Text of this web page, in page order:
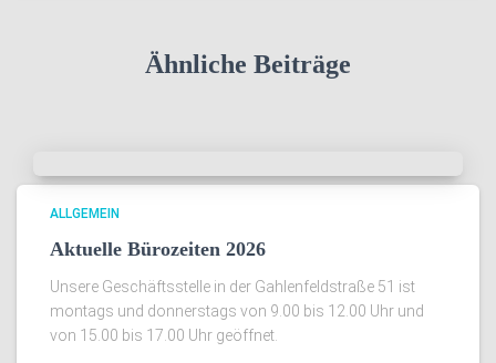
Ähnliche Beiträge
ALLGEMEIN
Aktuelle Bürozeiten 2026
Unsere Geschäftsstelle in der Gahlenfeldstraße 51 ist
montags und donnerstags von 9.00 bis 12.00 Uhr und
von 15.00 bis 17.00 Uhr geöffnet.